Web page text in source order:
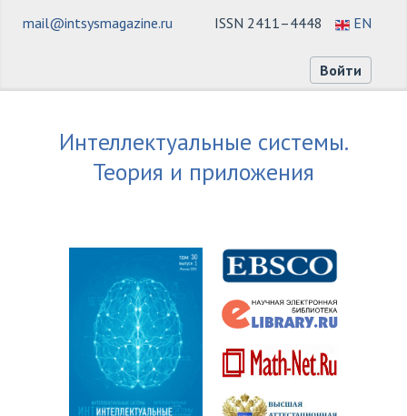
ISSN 2411–4448 EN
mail@intsysmagazine.ru
Войти
Интеллектуальные системы.
Теория и приложения